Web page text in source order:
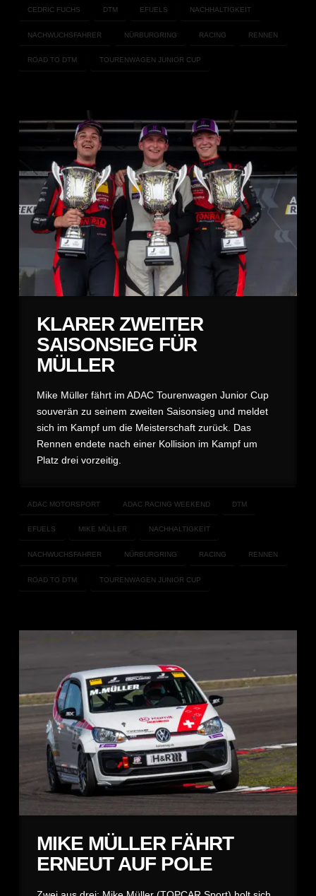
CEDRIC FUCHS DTM EFUELS NACHHALTIGKEIT
NACHWUCHSFAHRER NÜRBURGRING RACING RENNEN
ROAD TO DTM TOURENWAGEN JUNIOR CUP
KLARER ZWEITER
SAISONSIEG FÜR
MÜLLER
Mike Müller fährt im ADAC Tourenwagen Junior Cup
souverän zu seinem zweiten Saisonsieg und meldet
sich im Kampf um die Meisterschaft zurück. Das
Rennen endete nach einer Kollision im Kampf um
Platz drei vorzeitig.
ADAC MOTORSPORT ADAC RACING WEEKEND DTM
EFUELS MIKE MÜLLER NACHHALTIGKEIT
NACHWUCHSFAHRER NÜRBURGRING RACING RENNEN
ROAD TO DTM TOURENWAGEN JUNIOR CUP
MIKE MÜLLER FÄHRT
ERNEUT AUF POLE